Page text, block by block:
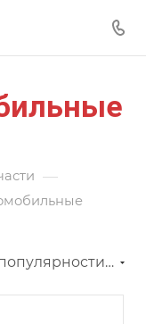
—
По популярности (убывание)